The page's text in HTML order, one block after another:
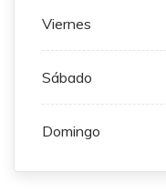
Viernes
Sábado
Domingo